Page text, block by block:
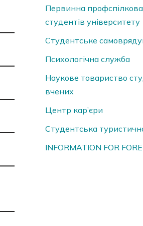
Первинна профспілкова
студентів університету
Студентське
Психологічна служба
Наукове товариство
вчених
Центр кар’єри
Студентська
INFORMATION FOR